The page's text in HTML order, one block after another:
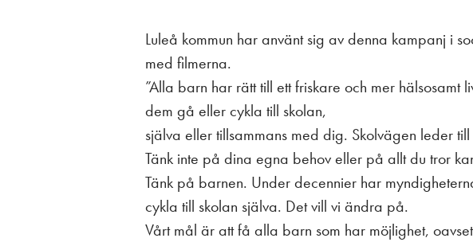
Luleå kommun har använt sig av denna kampanj i
med filmerna.
”Alla barn har rätt till ett friskare och mer
dem gå eller cykla till skolan,
själva eller tillsammans med dig. Skolvägen leder
Tänk inte på dina egna behov eller på allt du tror
Tänk på barnen. Under decennier har
cykla till skolan själva. Det vill vi ändra på.
Vårt mål är att få alla barn som har möjlighet,